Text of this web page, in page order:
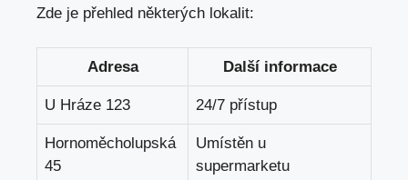
Zde je přehled některých lokalit:
Adresa Další informace
U Hráze 123 24/7 přístup
Hornoměcholupská
45
Umístěn u
supermarketu